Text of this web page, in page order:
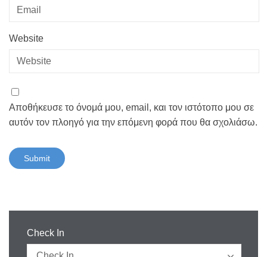
Website
Αποθήκευσε το όνομά μου, email, και τον ιστότοπο μου σε
αυτόν τον πλοηγό για την επόμενη φορά που θα σχολιάσω.
Check In